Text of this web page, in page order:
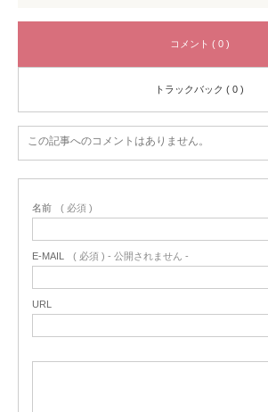
コメント ( 0 )
トラックバック ( 0 )
この記事へのコメントはありません。
名前 ( 必須 )
E-MAIL ( 必須 ) - 公開されません -
URL